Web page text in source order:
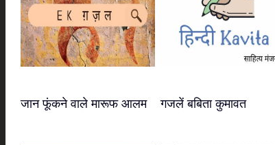
जान फूंकने वाले मारूफ आलम गजलें बबिता कुमावत